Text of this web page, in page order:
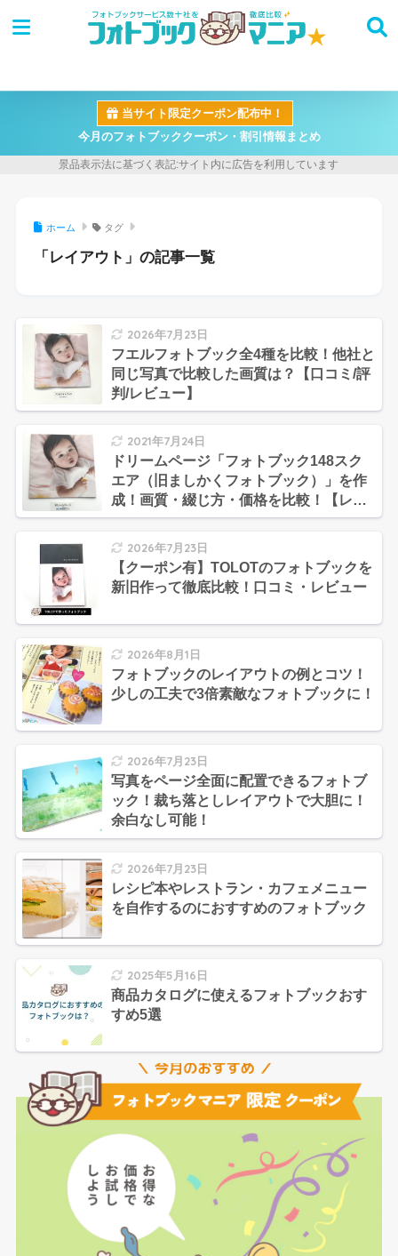
当サイト限定クーポン配布中！
今月のフォトブッククーポン・割引情報まとめ
ホーム タグ
「レイアウト」の記事一覧
2026年7月23日
フエルフォトブック全4種を比較！他社と
同じ写真で比較した画質は？【口コミ/評
判/レビュー】
2021年7月24日
ドリームページ「フォトブック148スク
エア（旧ましかくフォトブック）」を作
成！画質・綴じ方・価格を比較！【レビ
ュー・口コミ・評判】
2026年7月23日
【クーポン有】TOLOTのフォトブックを
新旧作って徹底比較！口コミ・レビュー
2026年8月1日
フォトブックのレイアウトの例とコツ！
少しの工夫で3倍素敵なフォトブックに！
2026年7月23日
写真をページ全面に配置できるフォトブ
ック！裁ち落としレイアウトで大胆に！
余白なし可能！
2026年7月23日
レシピ本やレストラン・カフェメニュー
を自作するのにおすすめのフォトブック
2025年5月16日
商品カタログに使えるフォトブックおす
すめ5選